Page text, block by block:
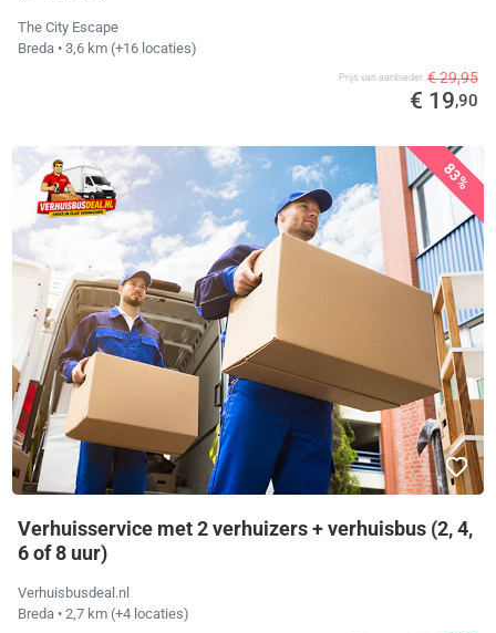
The City Escape
Breda • 3,6 km (+16 locaties)
Prijs van aanbieder € 29,95
€ 19,90
83%
Verhuisservice met 2 verhuizers + verhuisbus (2, 4,
6 of 8 uur)
Verhuisbusdeal.nl
Breda • 2,7 km (+4 locaties)